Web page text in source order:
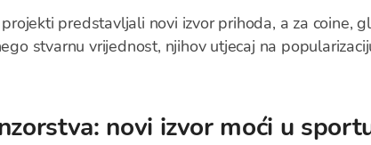
predstavljali novi izvor prihoda, a za coine,
stvarnu vrijednost, njihov utjecaj na
novi izvor moći u